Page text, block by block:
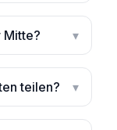
Mitte? ▾
teilen? ▾